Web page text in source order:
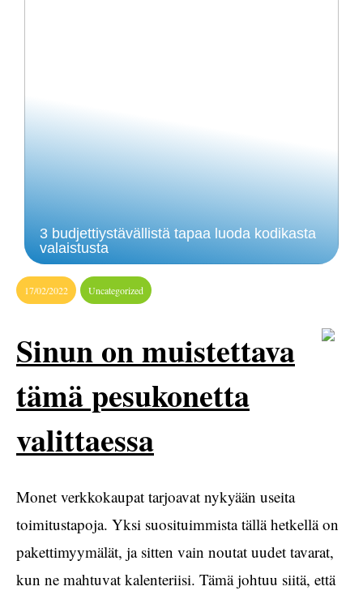
3 budjettiystävällistä tapaa luoda kodikasta
valaistusta
17/02/2022 Uncategorized
Sinun on muistettava
tämä pesukonetta
valittaessa
Monet verkkokaupat tarjoavat nykyään useita
toimitustapoja. Yksi suosituimmista tällä hetkellä on
pakettimyymälät, ja sitten vain noutat uudet tavarat,
kun ne mahtuvat kalenteriisi. Tämä johtuu siitä, että